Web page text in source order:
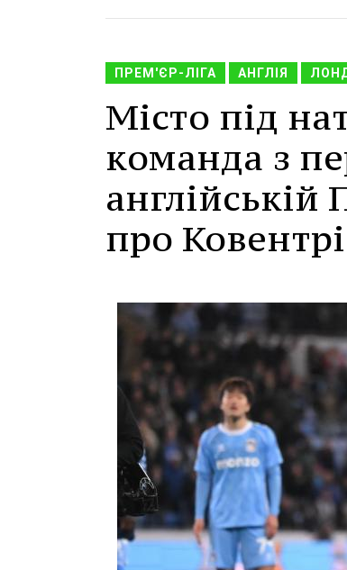
ПРЕМ'ЄР-ЛІГА АНГЛІЯ
Місто під
команда з
англійській
про